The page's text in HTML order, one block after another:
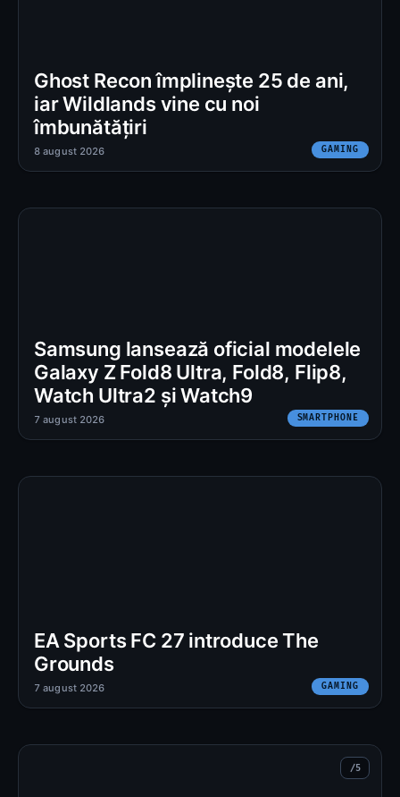
Ghost Recon împlinește 25 de ani,
iar Wildlands vine cu noi
îmbunătățiri
GAMING
8 august 2026
Samsung lansează oficial modelele
Galaxy Z Fold8 Ultra, Fold8, Flip8,
Watch Ultra2 și Watch9
SMARTPHONE
7 august 2026
EA Sports FC 27 introduce The
Grounds
GAMING
7 august 2026